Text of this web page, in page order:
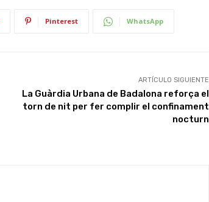
Pinterest WhatsApp
ARTÍCULO SIGUIENTE
La Guàrdia Urbana de Badalona reforça el
torn de nit per fer complir el confinament
nocturn